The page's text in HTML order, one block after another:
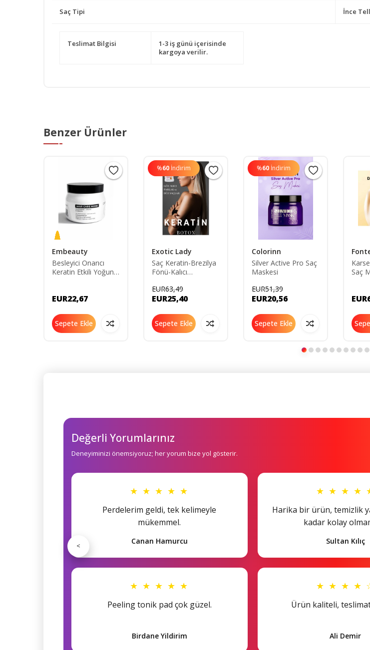
Saç Tipi İnce
Teslimat Bilgisi
1-3 iş günü içerisinde
kargoya verilir.
Benzer Ürünler
Embeauty
Besleyici Onarıcı
Keratin Etkili Yoğun
EUR22,67
Sepete Ekle
%60 İndirim
Exotic Lady
Saç Keratin-Brezilya
Fönü-Kalıcı
120ML
EUR63,49
EUR25,40
Sepete Ekle
%60 İndirim
Colorinn
Silver Active Pro Saç
Maskesi
EUR51,39
EUR20,56
Sepete Ekle
Saç
Değerli Yorumlarınız
Deneyiminizi önemsiyoruz; her yorum bize yol gösterir.
★ ★ ★ ★ ★
Perdelerim geldi, tek kelimeyle
mükemmel.
Canan Hamurcu
★ ★ ★ ★ ★
Peeling tonik pad çok güzel.
Birdane Yildirim
★ ★ ★ ★
Harika bir ürün, temizlik
kadar kolay
Sultan Kılıç
★ ★ ★ ★
Ürün kaliteli, teslimat
Ali Demir
<